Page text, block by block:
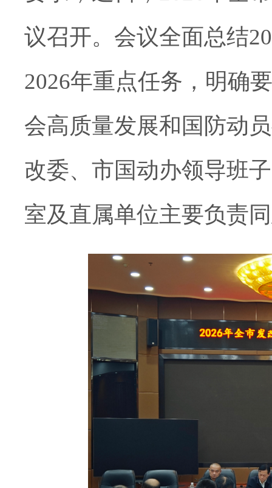
议召开。 会议全面总结
2026年重点任务，明确
会高质量发展和国防动
改委、 市国动办领导班
室及直属单位主要负责